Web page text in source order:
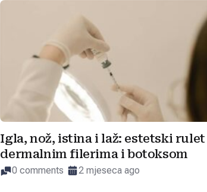
Igla, nož, istina i laž: estetski rulet
dermalnim filerima i botoksom
0 comments 2 mjeseca ago